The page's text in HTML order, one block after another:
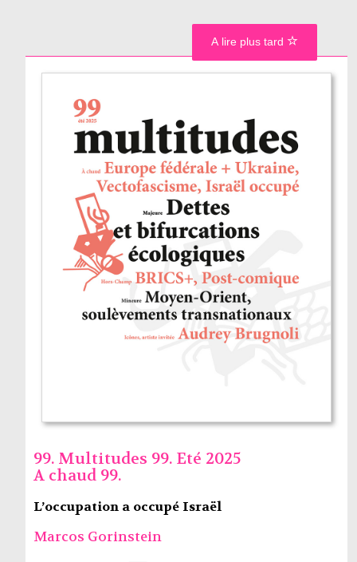
99. Multitudes 99. Eté 2025
A chaud 99.
L’occupation a occupé Israël
Marcos Gorinstein
A lire plus tard